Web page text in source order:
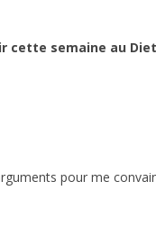
cette semaine au
pour me